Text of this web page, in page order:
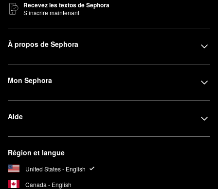
Recevez les textos de Sephora
S’inscrire maintenant
À propos de Sephora
Mon Sephora
Aide
Région et langue
United States - English
Canada - English